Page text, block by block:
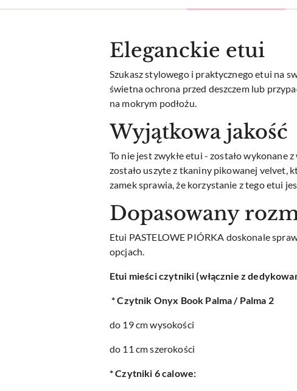
Eleganckie etui
Szukasz stylowego i praktycznego etui na
świetna ochrona przed deszczem lub
na mokrym podłożu.
Wyjątkowa jakość
To nie jest zwykłe etui - zostało
zostało uszyte z tkaniny pikowanej velvet,
zamek sprawia, że korzystanie z tego etui
Dopasowany
Etui PASTELOWE PIÓRKA doskonale
opcjach.
Etui mieści czytniki (włącznie z
* Czytnik Onyx Book Palma / Palma 2
do 19 cm wysokości
do 11 cm szerokości
* Czytniki 6 calowe: